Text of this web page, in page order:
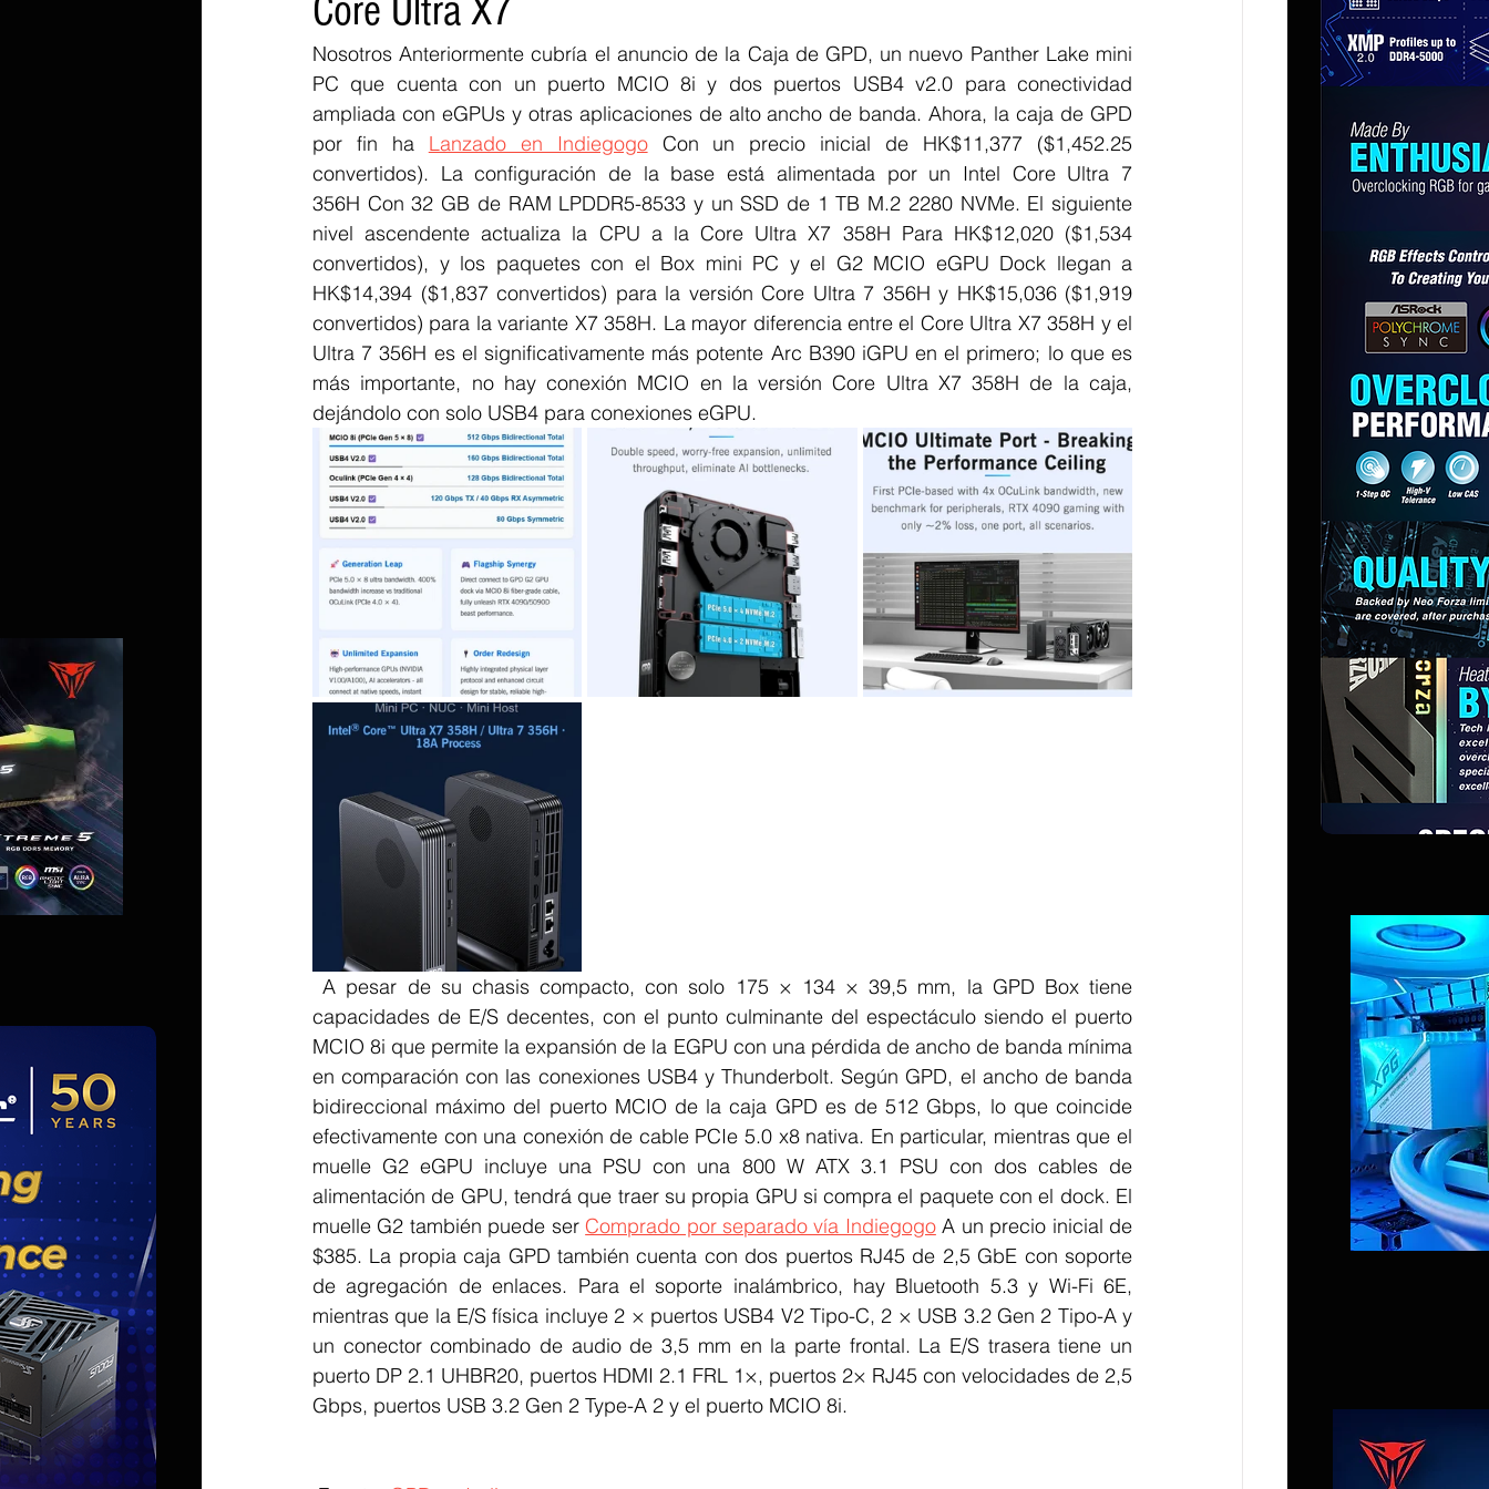
Core Ultra X7
Nosotros Anteriormente cubría el anuncio de la Caja de GPD, un nuevo Panther Lake mini
PC que cuenta con un puerto MCIO 8i y dos puertos USB4 v2.0 para conectividad
ampliada con eGPUs y otras aplicaciones de alto ancho de banda. Ahora, la caja de GPD
por fin ha Lanzado en Indiegogo Con un precio inicial de HK$11,377 ($1,452.25
convertidos). La configuración de la base está alimentada por un Intel Core Ultra 7
356H Con 32 GB de RAM LPDDR5-8533 y un SSD de 1 TB M.2 2280 NVMe. El siguiente
nivel ascendente actualiza la CPU a la Core Ultra X7 358H Para HK$12,020 ($1,534
convertidos), y los paquetes con el Box mini PC y el G2 MCIO eGPU Dock llegan a
HK$14,394 ($1,837 convertidos) para la versión Core Ultra 7 356H y HK$15,036 ($1,919
convertidos) para la variante X7 358H. La mayor diferencia entre el Core Ultra X7 358H y el
Ultra 7 356H es el significativamente más potente Arc B390 iGPU en el primero; lo que es
más importante, no hay conexión MCIO en la versión Core Ultra X7 358H de la caja,
dejándolo con solo USB4 para conexiones eGPU.
A pesar de su chasis compacto, con solo 175 × 134 × 39,5 mm, la GPD Box tiene
capacidades de E/S decentes, con el punto culminante del espectáculo siendo el puerto
MCIO 8i que permite la expansión de la EGPU con una pérdida de ancho de banda mínima
en comparación con las conexiones USB4 y Thunderbolt. Según GPD, el ancho de banda
bidireccional máximo del puerto MCIO de la caja GPD es de 512 Gbps, lo que coincide
efectivamente con una conexión de cable PCIe 5.0 x8 nativa. En particular, mientras que el
muelle G2 eGPU incluye una PSU con una 800 W ATX 3.1 PSU con dos cables de
alimentación de GPU, tendrá que traer su propia GPU si compra el paquete con el dock. El
muelle G2 también puede ser Comprado por separado vía Indiegogo A un precio inicial de
$385. La propia caja GPD también cuenta con dos puertos RJ45 de 2,5 GbE con soporte
de agregación de enlaces. Para el soporte inalámbrico, hay Bluetooth 5.3 y Wi-Fi 6E,
mientras que la E/S física incluye 2 × puertos USB4 V2 Tipo-C, 2 × USB 3.2 Gen 2 Tipo-A y
un conector combinado de audio de 3,5 mm en la parte frontal. La E/S trasera tiene un
puerto DP 2.1 UHBR20, puertos HDMI 2.1 FRL 1×, puertos 2× RJ45 con velocidades de 2,5
Gbps, puertos USB 3.2 Gen 2 Type-A 2 y el puerto MCIO 8i.